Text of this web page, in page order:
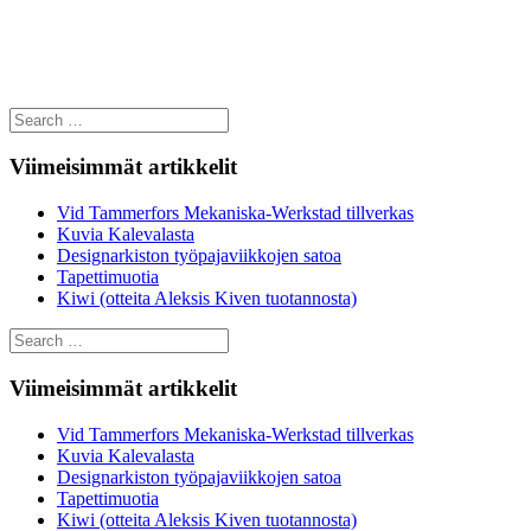
Search
for:
Viimeisimmät artikkelit
Vid Tammerfors Mekaniska-Werkstad tillverkas
Kuvia Kalevalasta
Designarkiston työpajaviikkojen satoa
Tapettimuotia
Kiwi (otteita Aleksis Kiven tuotannosta)
Search
for:
Viimeisimmät artikkelit
Vid Tammerfors Mekaniska-Werkstad tillverkas
Kuvia Kalevalasta
Designarkiston työpajaviikkojen satoa
Tapettimuotia
Kiwi (otteita Aleksis Kiven tuotannosta)